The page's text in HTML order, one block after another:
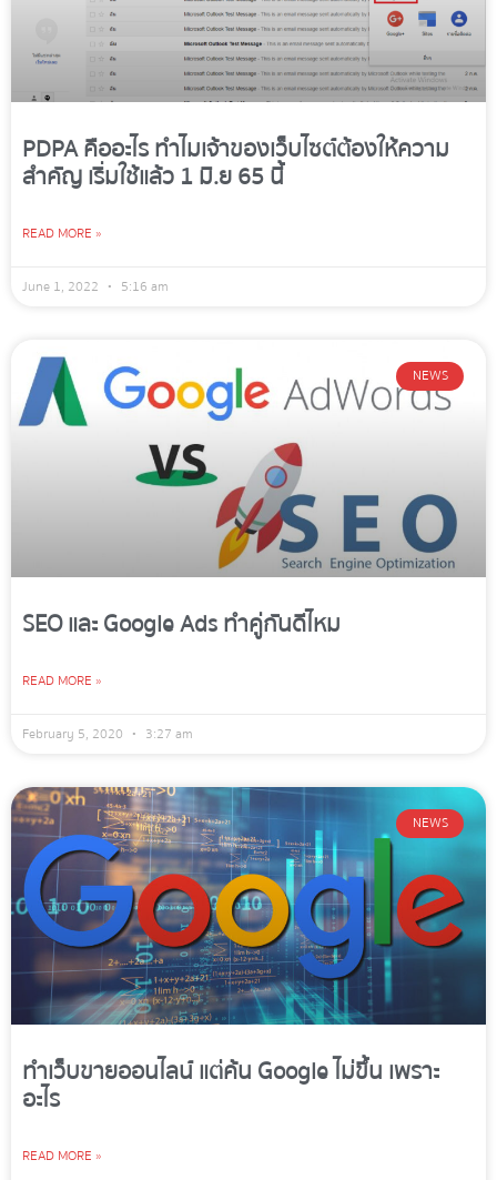
PDPA คืออะไร ทำไมเจ้าของเว็บไซต์ต้องให้ความ
สำคัญ เริ่มใช้แล้ว 1 มิ.ย 65 นี้
READ MORE »
June 1, 2022 5:16 am
NEWS
SEO และ Google Ads ทำคู่กันดีไหม
READ MORE »
February 5, 2020 3:27 am
NEWS
ทำเว็บขายออนไลน์ แต่ค้น Google ไม่ขึ้น เพราะ
อะไร
READ MORE »